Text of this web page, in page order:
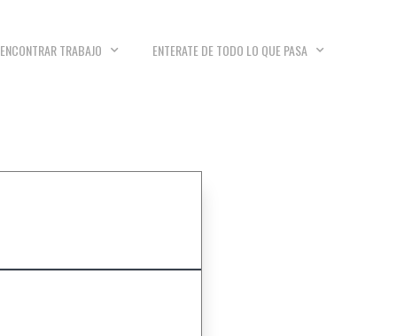
ENCONTRAR TRABAJO ENTERATE DE TODO LO QUE PASA